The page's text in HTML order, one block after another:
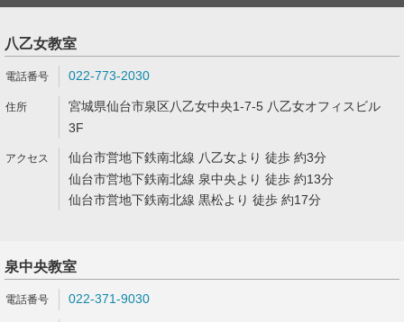
八乙女教室
022-773-2030
宮城県仙台市泉区八乙女中央1-7-5 八乙女オフィスビル
3F
仙台市営地下鉄南北線 八乙女より 徒歩 約3分
仙台市営地下鉄南北線 泉中央より 徒歩 約13分
仙台市営地下鉄南北線 黒松より 徒歩 約17分
泉中央教室
022-371-9030